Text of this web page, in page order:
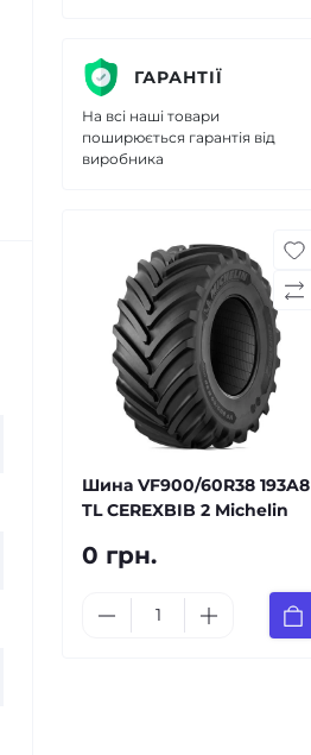
ГАРАНТІЇ
На всі наші товари
поширюється гарантія від
виробника
Шина VF900/60R38 193A8
TL CEREXBIB 2 Michelin
0 грн.